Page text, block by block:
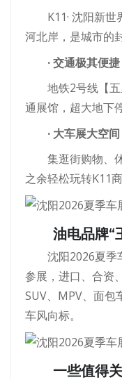
K11· 沈阳新
河北岸，是城市的
· 交通极其便
地铁2号线【
通展馆，超大地下
· 大车展大空
集逛街购物、
之余轻松玩转K11
油电品牌“
沈阳2026夏季
参展，进口、合资
SUV、MPV、面包
车风向标。
一些值得